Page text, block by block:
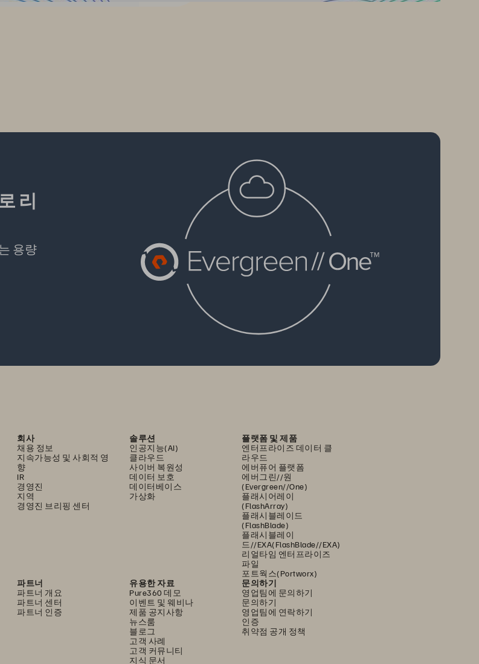
리
용량
회사
채용 정보
지속가능성 및 사회적 영
향
IR
경영진
지역
경영진 브리핑 센터
솔루션
인공지능(AI)
클라우드
사이버 복원성
데이터 보호
데이터베이스
가상화
플랫폼 및 제품
엔터프라이즈 데이터 클
라우드
에버퓨어 플랫폼
에버그린//원
(Evergreen//One)
플래시어레이
(FlashArray)
플래시블레이드
(FlashBlade)
플래시블레이
드//EXA(FlashBlade//EXA)
리얼타임 엔터프라이즈
파일
포트웍스(Portworx)
파트너
파트너 개요
파트너 센터
파트너 인증
유용한 자료
Pure360 데모
이벤트 및 웨비나
제품 공지사항
뉴스룸
블로그
고객 사례
고객 커뮤니티
지식 문서
문의하기
영업팀에 문의하기
문의하기
영업팀에 연락하기
인증
취약점 공개 정책